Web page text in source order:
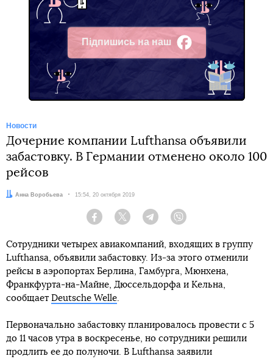
Підпишись на наш
Facebook
Новости
Дочерние компании Lufthansa объявили
забастовку. В Германии отменено около 100
рейсов
Автор:
Анна Воробьева Дата:
15:54, 20 октября 2019
Facebook Twitter Telegram
Сотрудники четырех авиакомпаний, входящих в группу
Lufthansa, объявили забастовку. Из-за этого отменили
рейсы в аэропортах Берлина, Гамбурга, Мюнхена,
Франкфурта-на-Майне, Дюссельдорфа и Кельна,
сообщает Deutsche Welle
Первоначально забастовку планировалось провести с 5
до 11 часов утра в воскресенье, но сотрудники решили
продлить ее до полуночи. В Lufthansa заявили